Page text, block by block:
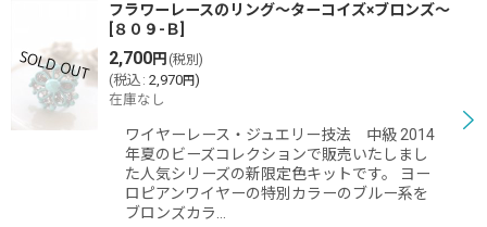
フラワーレースのリング〜ターコイズ×ブロンズ〜
８０９-Ｂ
2,700円 (税別)
(税込 : 2,970円)
在庫なし
ワイヤーレース・ジュエリー技法 中級 2014
年夏のビーズコレクションで販売いたしまし
た人気シリーズの新限定色キットです。 ヨー
ロピアンワイヤーの特別カラーのブルー系を
ブロンズカラ…